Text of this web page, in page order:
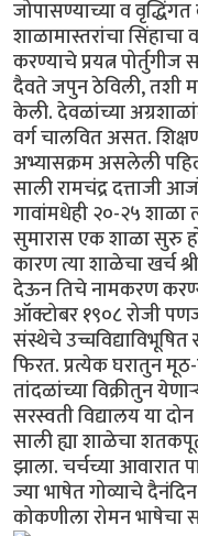
जोपासण्याच्या व
शाळामास्तरांचा सिंहाचा
करण्याचे प्रयत्न
दैवते जपुन ठेविली, तशी
केली. देवळांच्या
वर्ग चालवित असत.
अभ्यासक्रम असलेली
साली रामचंद्र दत्ताजी
गावांमधेही २०-२५
सुमारास एक शाळा सुरु
कारण त्या शाळेचा खर्च
देऊन तिचे नामकरण
ऑक्टोबर १९०८ रोजी
संस्थेचे
फिरत. प्रत्येक घरातुन
तांदळांच्या विक्रीतुन
सरस्वती विद्यालय या
साली ह्या शाळेचा
झाला. चर्चच्या आवारात
ज्या भाषेत गोव्याचे
कोकणीला रोमन भाषेचा